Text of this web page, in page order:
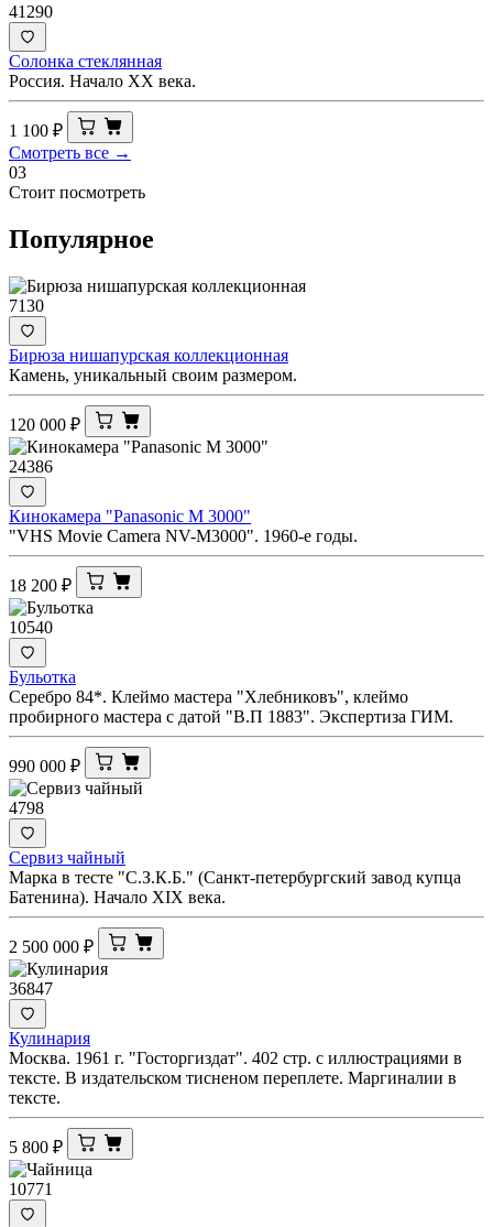
41290
Солонка стеклянная
Россия. Начало ХХ века.
1 100 ₽
Смотреть все →
03
Стоит посмотреть
Популярное
7130
Бирюза нишапурская коллекционная
Камень, уникальный своим размером.
120 000 ₽
24386
Кинокамера "Panasonic M 3000"
"VHS Movie Camera NV-M3000". 1960-е годы.
18 200 ₽
10540
Бульотка
Серебро 84*. Клеймо мастера "Хлебниковъ", клеймо
пробирного мастера с датой "В.П 1883". Экспертиза ГИМ.
990 000 ₽
4798
Сервиз чайный
Марка в тесте "С.З.К.Б." (Санкт-петербургский завод купца
Батенина). Начало XIX века.
2 500 000 ₽
36847
Кулинария
Москва. 1961 г. "Госторгиздат". 402 стр. с иллюстрациями в
тексте. В издательском тисненом переплете. Маргиналии в
тексте.
5 800 ₽
10771